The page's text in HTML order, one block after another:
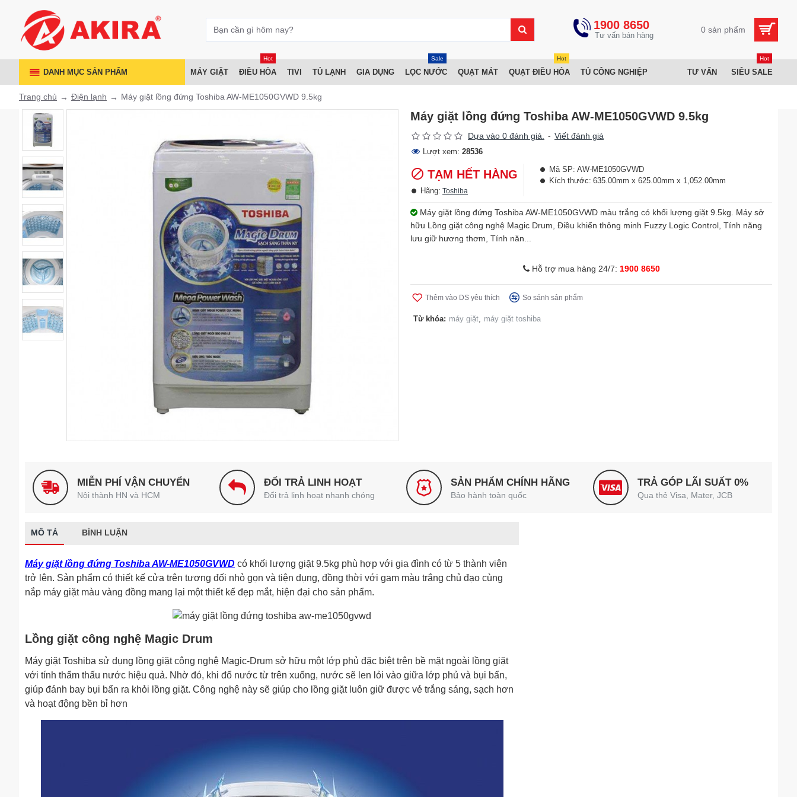
1900 8650 0 sản phẩm
DANH MỤC SẢN PHẨM MÁY GIẶT ĐIỀU HÒA
Hot
TIVI TỦ LẠNH GIA DỤNG LỌC NƯỚC
Sale
QUẠT MÁT QUẠT ĐIỀU HÒA
Hot
TỦ CÔNG NGHIỆP TƯ VẤN SIÊU SALE
Hot
Trang chủ Điện lạnh Máy giặt lồng đứng Toshiba AW-ME1050GVWD 9.5kg
Máy giặt lồng đứng Toshiba AW-ME1050GVWD 9.5kg
Dựa vào 0 đánh giá. - Viết đánh giá
Lượt xem: 28536
TẠM HẾT HÀNG
Hãng: Toshiba
Mã SP: AW-ME1050GVWD
Kích thước: 635.00mm x 625.00mm x 1,052.00mm
Máy giặt lồng đứng Toshiba AW-ME1050GVWD màu trắng có khối lượng giặt 9.5kg. Máy sở
hữu Lồng giặt công nghệ Magic Drum, Điều khiển thông minh Fuzzy Logic Control, Tính năng
lưu giữ hương thơm, Tính năn...
Hỗ trợ mua hàng 24/7: 1900 8650
Thêm vào DS yêu thích So sánh sản phẩm
Từ khóa: máy giặt, máy giặt toshiba
MIỄN PHÍ VẬN CHUYỂN
Nội thành HN và HCM
ĐỔI TRẢ LINH HOẠT
Đổi trả linh hoạt nhanh chóng
SẢN PHẨM CHÍNH HÃNG
Bảo hành toàn quốc
TRẢ GÓP LÃI SUẤT 0%
Qua thẻ Visa, Mater, JCB
MÔ TẢ BÌNH LUẬN
Máy giặt lồng đứng Toshiba AW-ME1050GVWD có khối lượng giặt 9.5kg phù hợp với gia đình có từ 5 thành viên
trở lên. Sản phẩm có thiết kế cửa trên tương đối nhỏ gọn và tiện dụng, đồng thời với gam màu trắng chủ đạo cùng
nắp máy giặt màu vàng đồng mang lại một thiết kế đẹp mắt, hiện đại cho sản phẩm.
Lồng giặt công nghệ Magic Drum
Máy giặt Toshiba sử dụng lồng giặt công nghệ Magic-Drum sở hữu một lớp phủ đặc biệt trên bề mặt ngoài lồng giặt
với tính thẩm thấu nước hiệu quả. Nhờ đó, khi đổ nước từ trên xuống, nước sẽ len lỏi vào giữa lớp phủ và bụi bẩn,
giúp đánh bay bụi bẩn ra khỏi lồng giặt. Công nghệ này sẽ giúp cho lồng giặt luôn giữ được vẻ trắng sáng, sạch hơn
và hoạt động bền bỉ hơn